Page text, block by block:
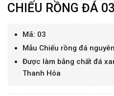
CHIẾU RỒNG ĐÁ 03
Mã: 03
Mẫu Chiếu rồng đá
Được làm bằng chất đá
Thanh Hóa